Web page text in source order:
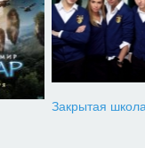
Закрытая школа